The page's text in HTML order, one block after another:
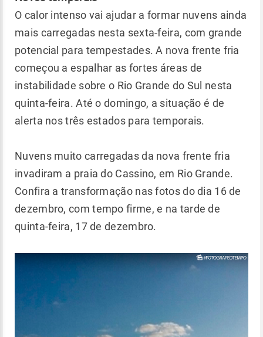
O calor intenso vai ajudar a formar nuvens ainda
mais carregadas nesta sexta-feira, com grande
potencial para tempestades. A nova frente fria
começou a espalhar as fortes áreas de
instabilidade sobre o Rio Grande do Sul nesta
quinta-feira. Até o domingo, a situação é de
alerta nos três estados para temporais.
Nuvens muito carregadas da nova frente fria
invadiram a praia do Cassino, em Rio Grande.
Confira a transformação nas fotos do dia 16 de
dezembro, com tempo firme, e na tarde de
quinta-feira, 17 de dezembro.